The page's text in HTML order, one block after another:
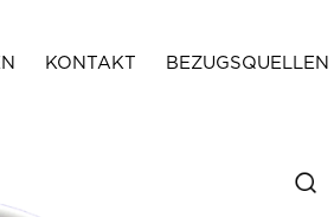
KONTAKT BEZUGSQUELLEN